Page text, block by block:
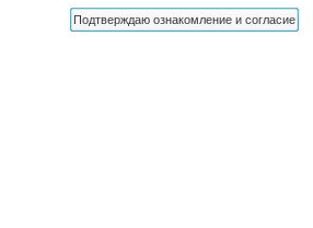
Подтверждаю ознакомление и согласие